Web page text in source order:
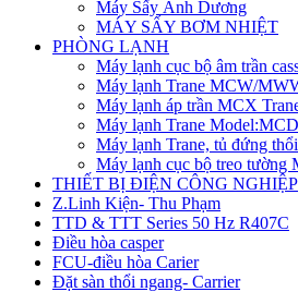
Máy Sấy Ánh Dương
MÁY SẤY BƠM NHIỆT
PHÒNG LẠNH
Máy lạnh cục bộ âm trần
Máy lạnh Trane MCW/
Máy lạnh áp trần MCX
Máy lạnh Trane
Máy lạnh Trane, tủ đứng
Máy lạnh cục bộ treo
THIẾT BỊ ĐIỆN CÔNG NGHIỆP
Z.Linh Kiện- Thu Phạm
TTD & TTT Series 50 Hz R407C
Điều hòa casper
FCU-điều hòa Carier
Đặt sàn thổi ngang- Carrier